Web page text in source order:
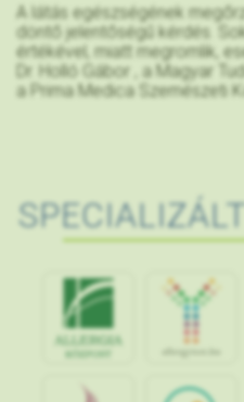
A látás egészségének
döntő jelentőségű kérdés.
értékével, miatt megromlik,
Dr. Holló Gábor , a Magyar
a Prima Medica Szemészeti